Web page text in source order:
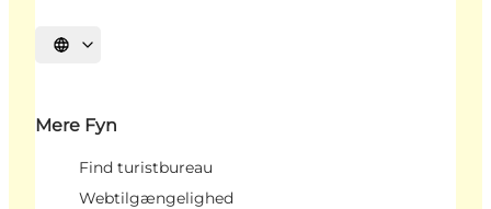
Vælg sprog
Mere Fyn
Find turistbureau
Webtilgængelighed